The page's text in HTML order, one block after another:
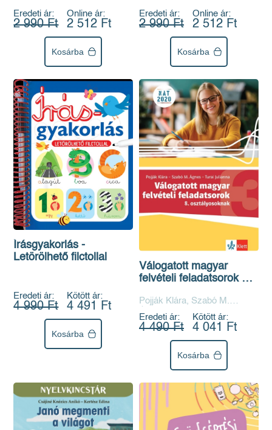
Eredeti ár:
2 990 Ft
Online ár:
2 512 Ft
Kosárba
Eredeti ár:
2 990 Ft
Online ár:
2 512 Ft
Kosárba
Írásgyakorlás -
Letörölhető filctollal
Eredeti ár:
4 990 Ft
Kötött ár:
4 491 Ft
Kosárba
Válogatott magyar
felvételi feladatsorok 8.
Pojják Klára, Szabó M.
Ágnes, Turai Julianna
Eredeti ár:
4 490 Ft
Kötött ár:
4 041 Ft
Kosárba